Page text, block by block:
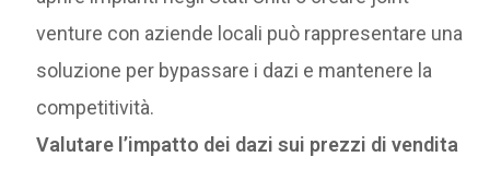
venture con aziende locali può rappresentare una
soluzione per bypassare i dazi e mantenere la
competitività.
Valutare l’impatto dei dazi sui prezzi di vendita